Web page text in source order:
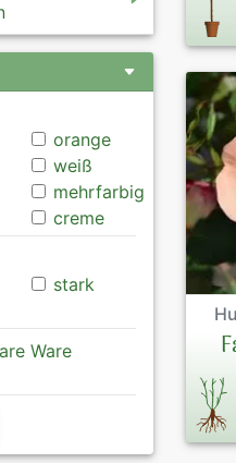
orange
weiß
mehrfarbig
creme
stark
Ware